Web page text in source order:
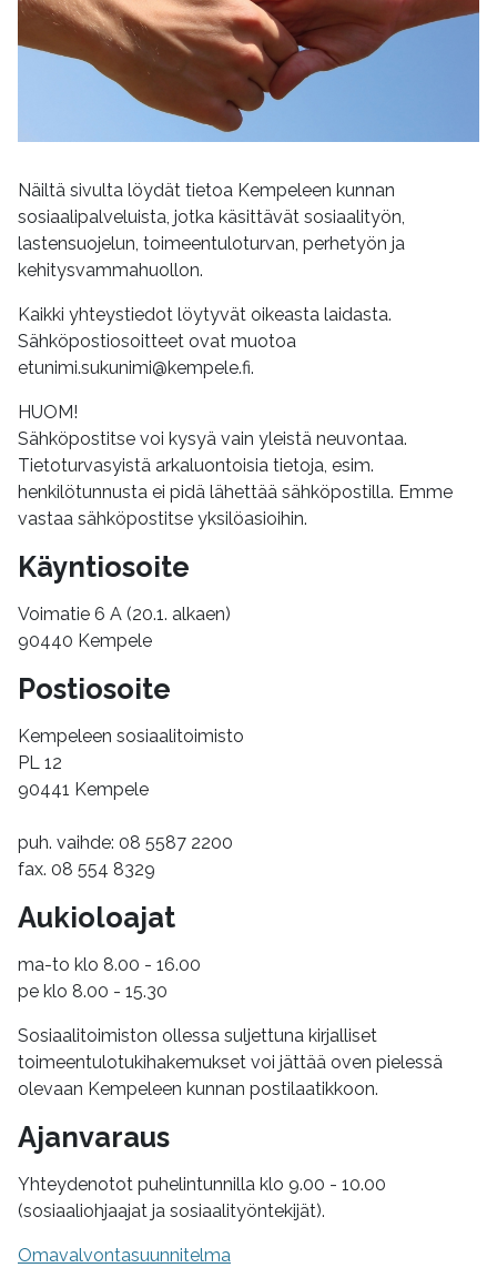
Näiltä sivulta löydät tietoa Kempeleen kunnan
sosiaalipalveluista, jotka käsittävät sosiaalityön,
lastensuojelun, toimeentuloturvan, perhetyön ja
kehitysvammahuollon.
Kaikki yhteystiedot löytyvät oikeasta laidasta.
Sähköpostiosoitteet ovat muotoa
etunimi.sukunimi@kempele.fi.
HUOM!
Sähköpostitse voi kysyä vain yleistä neuvontaa.
Tietoturvasyistä arkaluontoisia tietoja, esim.
henkilötunnusta ei pidä lähettää sähköpostilla. Emme
vastaa sähköpostitse yksilöasioihin.
Käyntiosoite
Voimatie 6 A (20.1. alkaen)
90440 Kempele
Postiosoite
Kempeleen sosiaalitoimisto
PL 12
90441 Kempele
puh. vaihde: 08 5587 2200
fax. 08 554 8329
Aukioloajat
ma-to klo 8.00 - 16.00
pe klo 8.00 - 15.30
Sosiaalitoimiston ollessa suljettuna kirjalliset
toimeentulotukihakemukset voi jättää oven pielessä
olevaan Kempeleen kunnan postilaatikkoon.
Ajanvaraus
Yhteydenotot puhelintunnilla klo 9.00 - 10.00
(sosiaaliohjaajat ja sosiaalityöntekijät).
Omavalvontasuunnitelma